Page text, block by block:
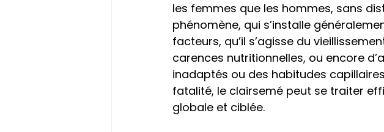
les femmes que les hommes, sans
phénomène, qui s’installe
facteurs, qu’il s’agisse du
carences nutritionnelles, ou encore
inadaptés ou des habitudes
fatalité, le clairsemé peut se traiter
globale et ciblée.